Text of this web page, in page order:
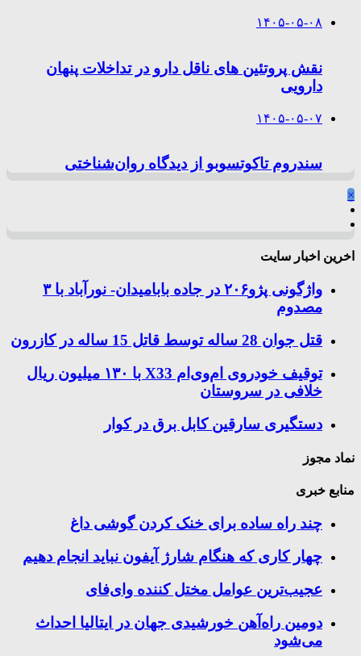
۱۴۰۵-۰۵-۰۸
نقش پروتئین های ناقل دارو در تداخلات پنهان
دارویی
۱۴۰۵-۰۵-۰۷
سندروم تاکوتسوبو از دیدگاه روان‌شناختی
×
اخرین اخبار سایت
واژگونی پژو۲۰۶ در جاده بابامیدان- نورآباد با ۳
مصدوم
قتل جوان 28 ساله توسط قاتل 15 ساله در کازرون
توقیف خودروی ام‌وی‌ام X33 با ۱۳۰ میلیون ریال
خلافی در سروستان
دستگیری سارقین کابل برق در کوار
نماد مجوز
منابع خبری
چند راه‌ ساده برای خنک کردن گوشی داغ
چهار کاری که هنگام شارژ آیفون نباید انجام دهیم
عجیب‌ترین عوامل مختل کننده وای‌فای
دومین راه‌آهن خورشیدی جهان در ایتالیا احداث
می‌شود